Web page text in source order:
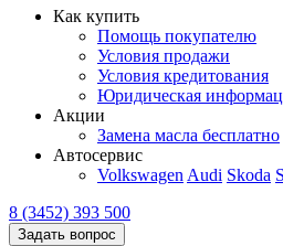
Как купить
Помощь покупателю
Условия продажи
Условия кредитования
Юридическая
Акции
Замена масла бесплатно
Автосервис
Volkswagen Audi Skoda
8 (3452) 393 500
Задать вопрос